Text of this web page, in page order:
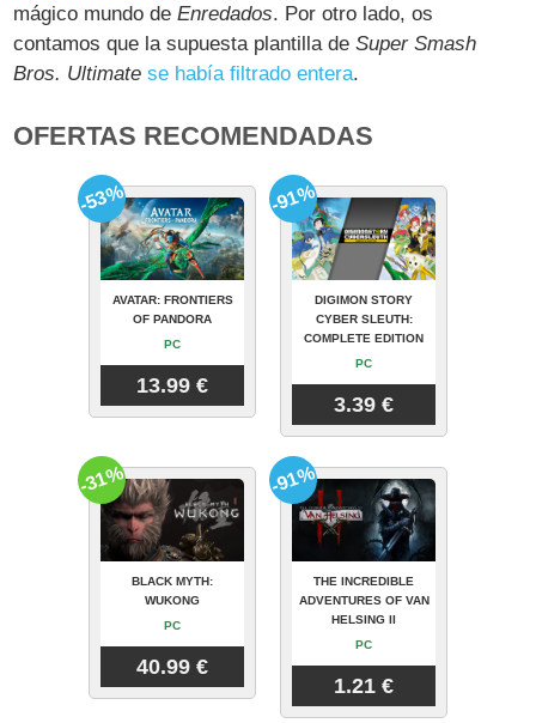
mágico mundo deEnredados. Por otro lado, os
contamos que la supuesta plantilla deSuper Smash
Bros. Ultimate se había filtrado entera.
OFERTAS RECOMENDADAS
AVATAR: FRONTIERS
OF PANDORA
PC
13.99 €
-53%
DIGIMON STORY
CYBER SLEUTH:
COMPLETE EDITION
PC
3.39 €
-91%
BLACK MYTH:
WUKONG
PC
40.99 €
-31%
THE INCREDIBLE
ADVENTURES OF VAN
HELSING II
PC
1.21 €
-91%